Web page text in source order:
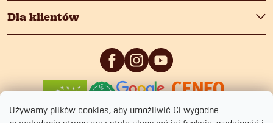
Używamy plików cookies, aby umożliwić Ci wygodne
Dla klientów